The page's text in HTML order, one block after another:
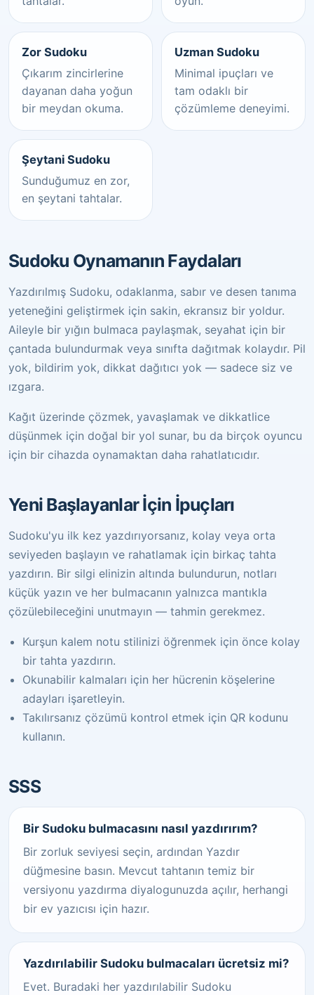
Zor Sudoku
Çıkarım zincirlerine
dayanan daha yoğun
bir meydan okuma.
Uzman Sudoku
Minimal ipuçları ve
tam odaklı bir
çözümleme deneyimi.
Şeytani Sudoku
Sunduğumuz en zor,
en şeytani tahtalar.
Sudoku Oynamanın Faydaları
Yazdırılmış Sudoku, odaklanma, sabır ve desen tanıma
yeteneğini geliştirmek için sakin, ekransız bir yoldur.
Aileyle bir yığın bulmaca paylaşmak, seyahat için bir
çantada bulundurmak veya sınıfta dağıtmak kolaydır. Pil
yok, bildirim yok, dikkat dağıtıcı yok — sadece siz ve
ızgara.
Kağıt üzerinde çözmek, yavaşlamak ve dikkatlice
düşünmek için doğal bir yol sunar, bu da birçok oyuncu
için bir cihazda oynamaktan daha rahatlatıcıdır.
Yeni Başlayanlar İçin İpuçları
Sudoku'yu ilk kez yazdırıyorsanız, kolay veya orta
seviyeden başlayın ve rahatlamak için birkaç tahta
yazdırın. Bir silgi elinizin altında bulundurun, notları
küçük yazın ve her bulmacanın yalnızca mantıkla
çözülebileceğini unutmayın — tahmin gerekmez.
Kurşun kalem notu stilinizi öğrenmek için önce kolay
bir tahta yazdırın.
Okunabilir kalmaları için her hücrenin köşelerine
adayları işaretleyin.
Takılırsanız çözümü kontrol etmek için QR kodunu
kullanın.
SSS
Bir Sudoku bulmacasını nasıl yazdırırım?
Bir zorluk seviyesi seçin, ardından Yazdır
düğmesine basın. Mevcut tahtanın temiz bir
versiyonu yazdırma diyalogunuzda açılır, herhangi
bir ev yazıcısı için hazır.
Yazdırılabilir Sudoku bulmacaları ücretsiz mi?
Evet. Buradaki her yazdırılabilir Sudoku